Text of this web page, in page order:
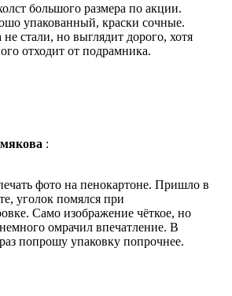
большого размера по акции.
упакованный, краски сочные.
стали, но выглядит дорого, хотя
отходит от подрамника.
:
фото на пенокартоне. Пришло в
уголок помялся при
Само изображение чёткое, но
омрачил впечатление. В
попрошу упаковку попрочнее.